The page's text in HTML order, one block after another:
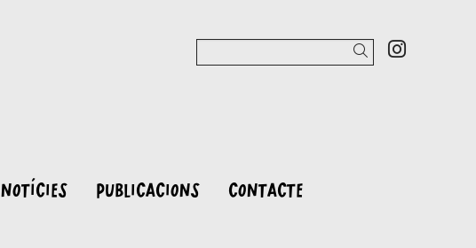
Link a
Cercar
NOTÍCIES PUBLICACIONS CONTACTE